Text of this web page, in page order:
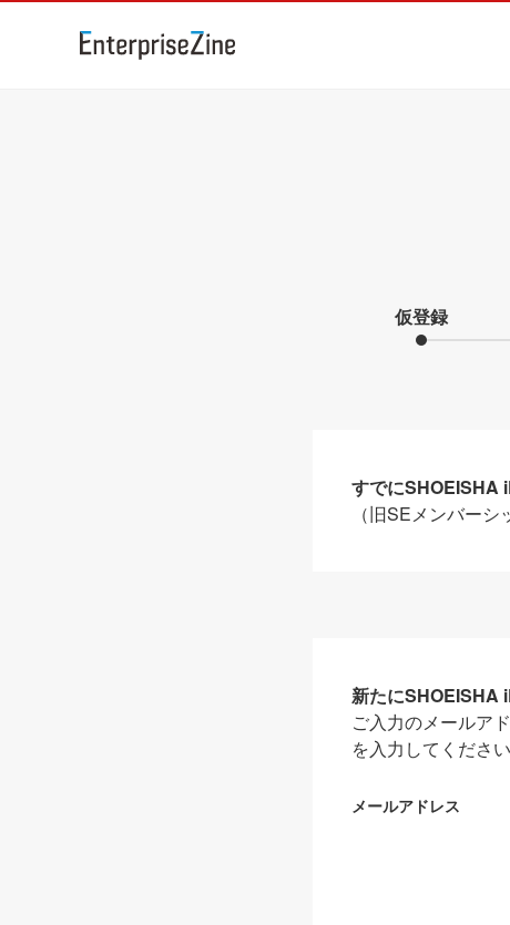
仮登録
すでにSHOEISHA
（旧SEメンバーシ
新たにSHOEISHA
ご入力のメールア
を入力してください
メールアドレス